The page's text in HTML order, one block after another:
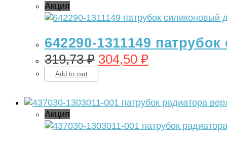
Акция
642290-1311149
319,73₽ 304,50 ₽
Add to cart
Акция